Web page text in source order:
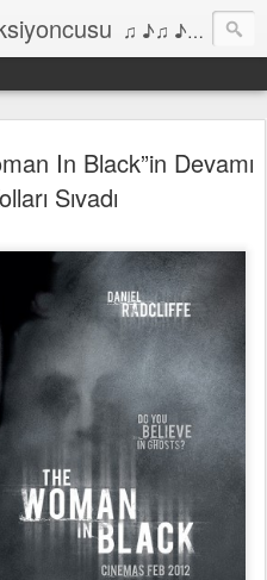
♫ ♪♫ ♪ ♫ ♪♫ ♪•♫♪ 2006'dan bu yana Film, Dizi, Müzik ve Kitaplar üzerine Yazılar Diyarı...
In Black”in Devamı
Sıvadı